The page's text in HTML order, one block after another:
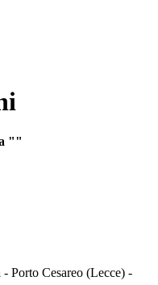
""
- Porto Cesareo (Lecce) -